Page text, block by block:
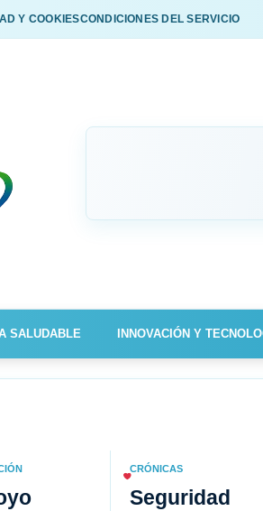
Y COOKIESCONDICIONES DEL SERVICIO
SALUDABLE INNOVACIÓN Y
CRÓNICAS
Seguridad